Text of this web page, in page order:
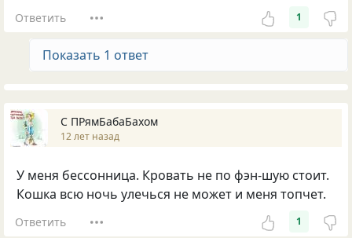
Ответить 1
Показать 1 ответ
С ПРямБабаБахом
12 лет назад
У меня бессонница. Кровать не по фэн-шую стоит.
Кошка всю ночь улечься не может и меня топчет.
Ответить 1